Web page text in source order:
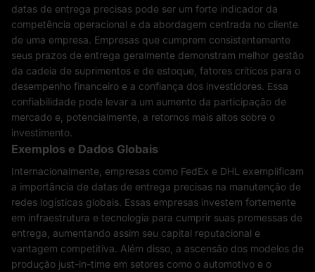
datas de entrega precisas pode ser um forte indicador da
competência operacional e da abordagem centrada no cliente
de uma empresa. Empresas que cumprem consistentemente
seus prazos de entrega geralmente demonstram melhor gestão
da cadeia de suprimentos e de estoque, fatores críticos para o
desempenho financeiro e a confiança dos investidores. Essa
confiabilidade pode levar a um aumento da participação de
mercado e, potencialmente, a retornos mais altos sobre o
investimento.
Exemplos e Dados Globais
Internacionalmente, empresas como FedEx e DHL exemplificam
a importância de datas de entrega precisas na manutenção de
redes logísticas globais. Essas empresas investem fortemente
em infraestrutura e tecnologia para cumprir suas promessas de
entrega, aumentando assim seu capital reputacional e
vantagem competitiva. Além disso, a ascensão dos modelos de
produção just-in-time em setores como o automotivo e o